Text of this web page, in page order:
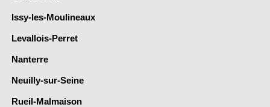
Issy-les-Moulineaux
Levallois-Perret
Nanterre
Neuilly-sur-Seine
Rueil-Malmaison